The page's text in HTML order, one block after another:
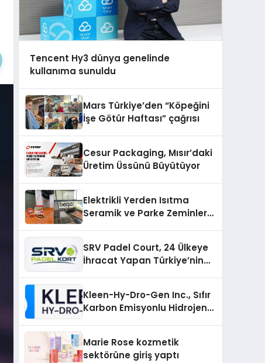
Tencent Hy3 dünya genelinde
kullanıma sunuldu
Mars Türkiye’den “Köpeğini
İşe Götür Haftası” çağrısı
Cesur Packaging, Mısır’daki
Üretim Üssünü Büyütüyor
Elektrikli Yerden Isıtma
Seramik ve Parke Zeminler
SRV Padel Court, 24 Ülkeye
İhracat Yapan Türkiye’nin
Kleen-Hy-Dro-Gen Inc., Sıfır
Karbon Emisyonlu Hidrojen
Aldı
Marie Rose kozmetik
sektörüne giriş yaptı